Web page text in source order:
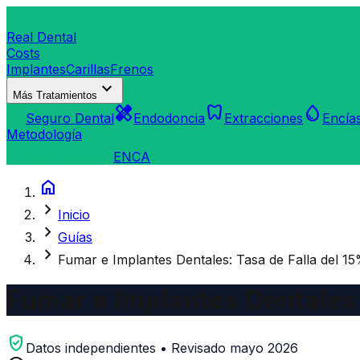
Real Dental
Costs
ImplantesCarillasFrenos
Más Tratamientos expand_more
Seguro DentalhealingEndodoncia dentistry Extracciones water_drop
Metodología
ENCA
home
chevron_right Inicio
chevron_right Guías
chevron_right Fumar e Implantes Dentales: Tasa de Falla del
verified_user Datos independientes • Revisado mayo 2026